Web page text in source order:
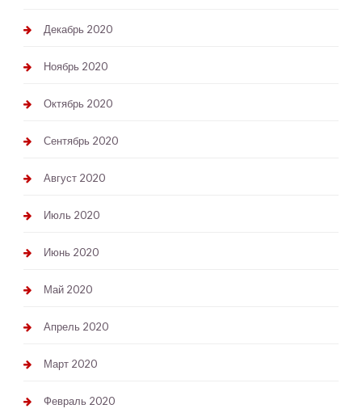
Декабрь 2020
Ноябрь 2020
Октябрь 2020
Сентябрь 2020
Август 2020
Июль 2020
Июнь 2020
Май 2020
Апрель 2020
Март 2020
Февраль 2020